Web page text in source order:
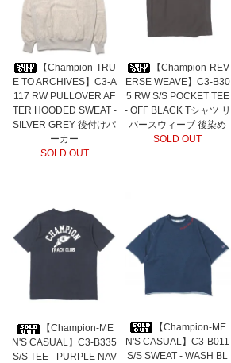
【Champion-TRU
E TO ARCHIVES】C3-A
117 RW PULLOVER AF
TER HOODED SWEAT -
SILVER GREY 後付けパ
ーカー
SOLD OUT
【Champion-REV
ERSE WEAVE】C3-B30
5 RW S/S POCKET TEE
- OFF BLACK Tシャツ リ
バースウィーブ 後染め
SOLD OUT
【Champion-ME
N'S CASUAL】C3-B335
S/S TEE - PURPLE NAV
【Champion-ME
N'S CASUAL】C3-B011
S/S SWEAT - WASH BL